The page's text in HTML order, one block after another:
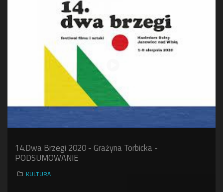
14.Dwa Brzegi 2020 - Grażyna Torbicka -
PODSUMOWANIE
KULTURA